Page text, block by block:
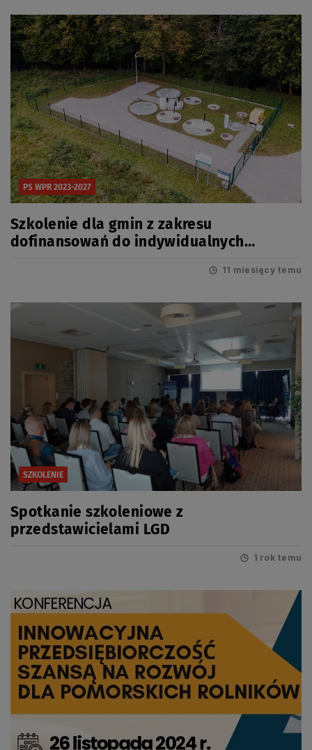
PS WPR 2023-2027
Szkolenie dla gmin z zakresu
dofinansowań do indywidualnych
11 miesięcy temu
SZKOLENIE
Spotkanie szkoleniowe z
przedstawicielami LGD
1 rok temu